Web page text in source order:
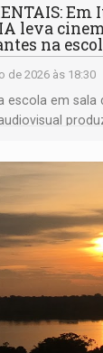
Em
leva
na
de 2026 às 18:30
escola em sala